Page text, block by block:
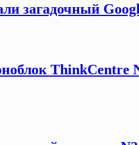
загадочный
ThinkCentre